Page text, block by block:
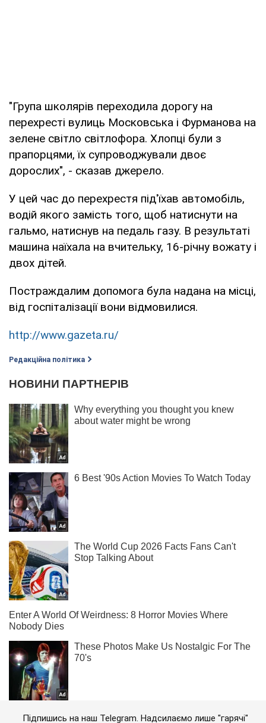
"Група школярів переходила дорогу на
перехресті вулиць Московська і Фурманова на
зелене світло світлофора. Хлопці були з
прапорцями, їх супроводжували двоє
дорослих", - сказав джерело.
У цей час до перехрестя під'їхав автомобіль,
водій якого замість того, щоб натиснути на
гальмо, натиснув на педаль газу. В результаті
машина наїхала на вчительку, 16-річну вожату і
двох дітей.
Постраждалим допомога була надана на місці,
від госпіталізації вони відмовилися.
http://www.gazeta.ru/
Редакційна політика
Підпишись на наш Telegram. Надсилаємо лише "гарячі"